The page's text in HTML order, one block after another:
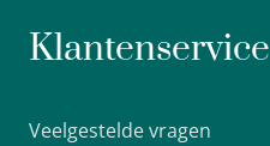
Klantenservice
Veelgestelde vragen